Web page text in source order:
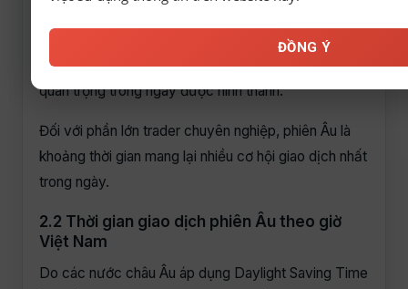
gia mạnh mẽ vào thị trường. Điều này giúp thanh
khoản tăng nhanh, spread giảm và nhiều xu hướng
quan trọng trong ngày được hình thành.
Đối với phần lớn trader chuyên nghiệp, phiên Âu là
khoảng thời gian mang lại nhiều cơ hội giao dịch nhất
trong ngày.
2.2 Thời gian giao dịch phiên Âu theo giờ
Việt Nam
Do các nước châu Âu áp dụng Daylight Saving Time
ĐỒNG Ý